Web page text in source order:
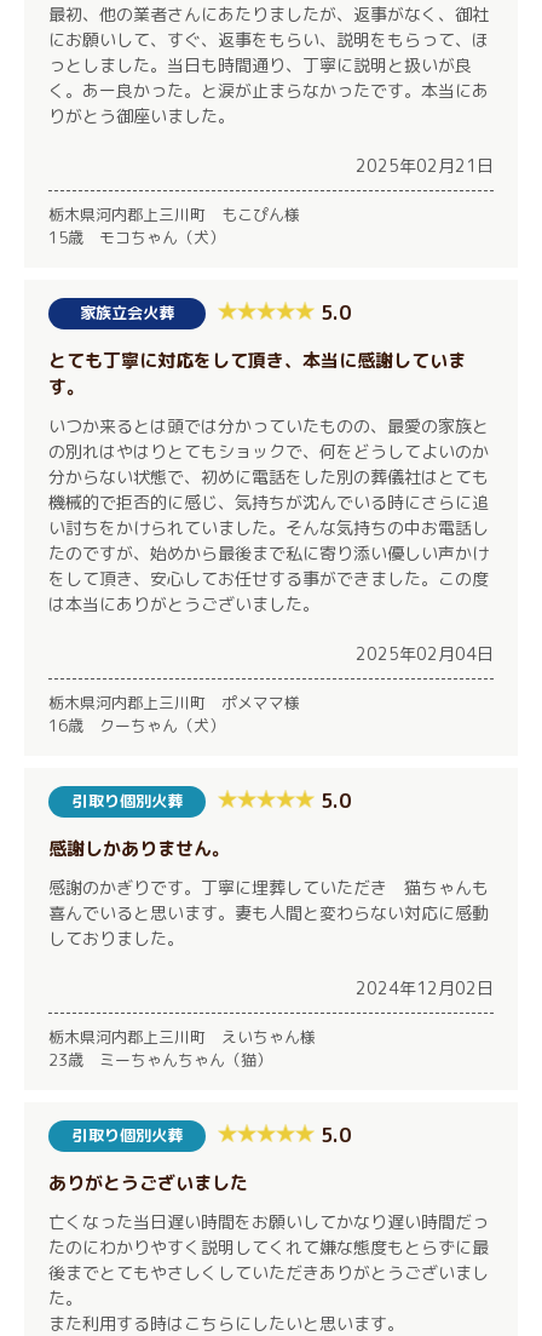
最初、他の業者さんにあたりましたが、返事がなく、御社
にお願いして、すぐ、返事をもらい、説明をもらって、ほ
っとしました。当日も時間通り、丁寧に説明と扱いが良
く。あー良かった。と涙が止まらなかったです。本当にあ
りがとう御座いました。
2025年02月21日
栃木県河内郡上三川町 もこぴん様
15歳 モコちゃん（犬）
家族立会火葬 5.0
とても丁寧に対応をして頂き、本当に感謝していま
す。
いつか来るとは頭では分かっていたものの、最愛の家族と
の別れはやはりとてもショックで、何をどうしてよいのか
分からない状態で、初めに電話をした別の葬儀社はとても
機械的で拒否的に感じ、気持ちが沈んでいる時にさらに追
い討ちをかけられていました。そんな気持ちの中お電話し
たのですが、始めから最後まで私に寄り添い優しい声かけ
をして頂き、安心してお任せする事ができました。この度
は本当にありがとうございました。
2025年02月04日
栃木県河内郡上三川町 ポメママ様
16歳 クーちゃん（犬）
引取り個別火葬 5.0
感謝しかありません。
感謝のかぎりです。丁寧に埋葬していただき 猫ちゃんも
喜んでいると思います。妻も人間と変わらない対応に感動
しておりました。
2024年12月02日
栃木県河内郡上三川町 えいちゃん様
23歳 ミーちゃんちゃん（猫）
引取り個別火葬 5.0
ありがとうございました
亡くなった当日遅い時間をお願いしてかなり遅い時間だっ
たのにわかりやすく説明してくれて嫌な態度もとらずに最
後までとてもやさしくしていただきありがとうございまし
た。
また利用する時はこちらにしたいと思います。